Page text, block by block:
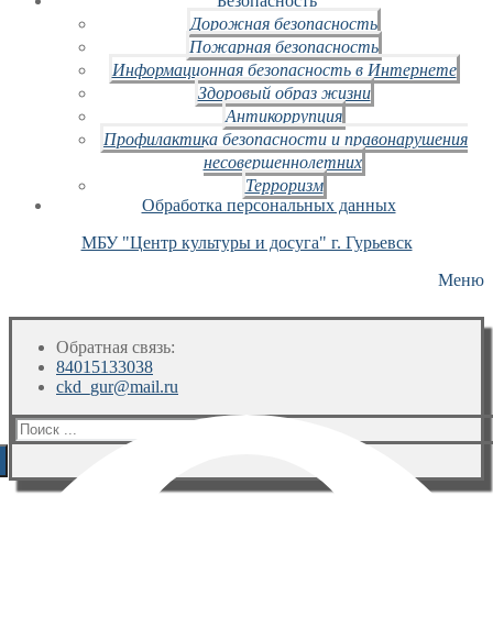
Дорожная безопасность
Пожарная безопасность
Информационная безопасность в Интернете
Здоровый образ жизни
Антикоррупция
Профилактика безопасности и правонарушения
несовершеннолетних
Терроризм
Обработка персональных данных
МБУ "Центр культуры и досуга" г. Гурьевск
Меню
Обратная связь:
84015133038
ckd_gur@mail.ru
Искать: